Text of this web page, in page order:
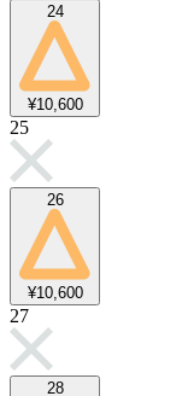
24
¥10,600
25
26
¥10,600
27
28